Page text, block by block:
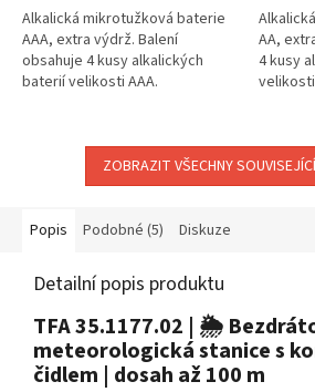
Alkalická mikrotužková baterie
AAA, extra výdrž. Balení
obsahuje 4 kusy alkalických
baterií velikosti AAA.
AA,
4 kusy
velikosti
ZOBRAZIT VŠECHNY
Popis Podobné (5) Diskuze
Detailní popis produktu
TFA 35.1177.02 | 🌦️
meteorologická stanice s
čidlem | dosah až 100 m